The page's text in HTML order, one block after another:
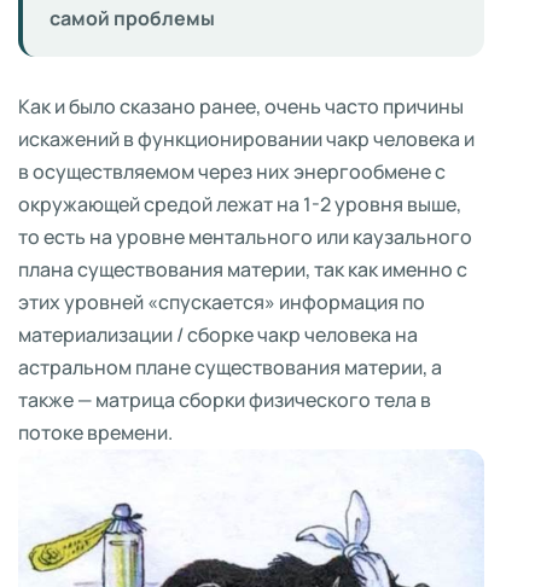
самой проблемы
Как и было сказано ранее, очень часто причины
искажений в функционировании чакр человека и
в осуществляемом через них энергообмене с
окружающей средой лежат на 1-2 уровня выше,
то есть на уровне ментального или каузального
плана существования материи, так как именно с
этих уровней «спускается» информация по
материализации / сборке чакр человека на
астральном плане существования материи, а
также — матрица сборки физического тела в
потоке времени.